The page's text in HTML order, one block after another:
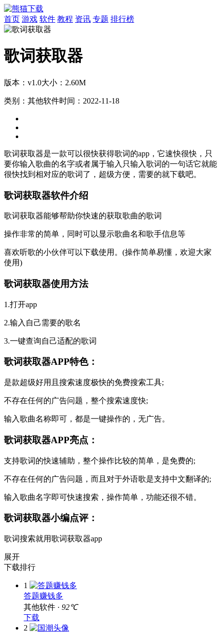
首页 游戏 软件 教程 资讯 专题 排行榜
歌词获取器
版本：v1.0大小：2.60M
类别：其他软件时间：2022-11-18
歌词获取器是一款可以很快获得歌词的app，它速快很快，只
要你输入歌曲的名字或者属于输入只输入歌词的一句话它就能
很快找到相对应的歌词了，超级方便，需要的就下载吧。
歌词获取器软件介绍
歌词获取器能够帮助你快速的获取歌曲的歌词
操作非常的简单，同时可以显示歌曲名和歌手信息等
喜欢听歌的小伙伴可以下载使用。(操作简单易懂，欢迎大家
使用)
歌词获取器使用方法
1.打开app
2.输入自己需要的歌名
3.一键查询自己适配的歌词
歌词获取器APP特色：
是款超级好用且搜索速度极快的免费搜索工具;
不存在任何的广告问题，整个搜索速度快;
输入歌曲名称即可，都是一键操作的，无广告。
歌词获取器APP亮点：
支持歌词的快速辅助，整个操作比较的简单，是免费的;
不存在任何的广告问题，而且对于外语歌是支持中文翻译的;
输入歌曲名字即可快速搜索，操作简单，功能还很不错。
歌词获取器小编点评：
歌词搜索就用歌词获取器app
展开
下载排行
1
答题赚钱多
其他软件 · 92℃
下载
2